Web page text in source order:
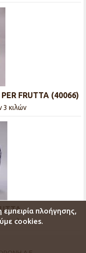
εμπειρία πλοήγησης,
cookies.
FRUTTA (40066)
3 κιλών
κιλών